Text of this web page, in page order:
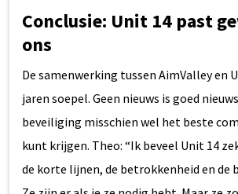
Conclusie: Unit 14 past
ons
De samenwerking tussen AimValley en
jaren soepel. Geen nieuws is goed
beveiliging misschien wel het beste
kunt krijgen. Theo: “Ik beveel Unit 14
de korte lijnen, de betrokkenheid en de